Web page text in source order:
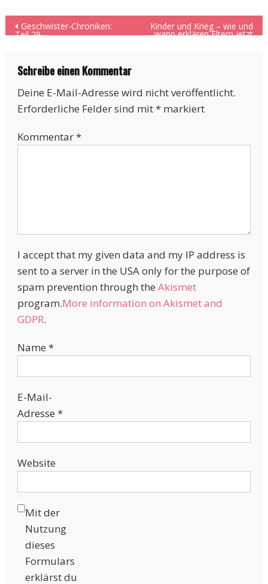
Beitragsnavigation
Geschwister-Chroniken:
Teil 29
Kinder und Krieg – wie und
wann erklären Eltern jetzt
Schreibe einen Kommentar
Deine E-Mail-Adresse wird nicht veröffentlicht.
Erforderliche Felder sind mit*markiert
Kommentar*
I accept that my given data and my IP address is
sent to a server in the USA only for the purpose of
spam prevention through the Akismet
program.More information on Akismet and
GDPR.
Name *
E-Mail-
Adresse *
Website
Mit der
Nutzung
dieses
Formulars
erklärst du